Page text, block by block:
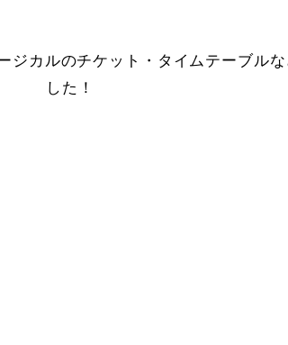
ジカルのチケット・タイムテーブルな
した！